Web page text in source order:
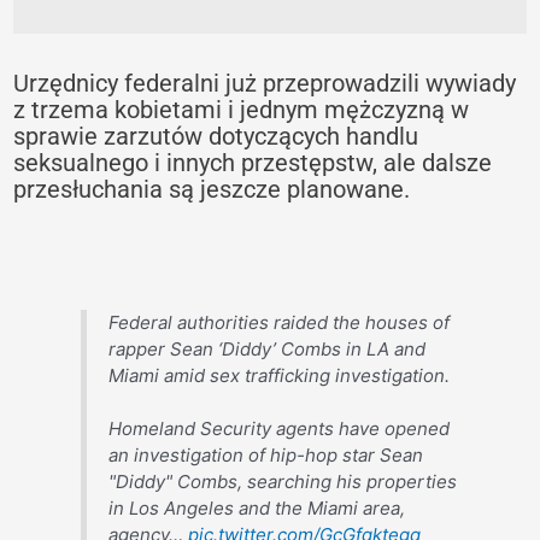
Urzędnicy federalni już przeprowadzili wywiady
z trzema kobietami i jednym mężczyzną w
sprawie zarzutów dotyczących handlu
seksualnego i innych przestępstw, ale dalsze
przesłuchania są jeszcze planowane.
Federal authorities raided the houses of
rapper Sean ‘Diddy’ Combs in LA and
Miami amid sex trafficking investigation.
Homeland Security agents have opened
an investigation of hip-hop star Sean
"Diddy" Combs, searching his properties
in Los Angeles and the Miami area,
agency… pic.twitter.com/GcGfqktegq